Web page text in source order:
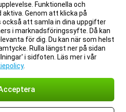
Funktionella och
Genom att klicka på
också att samla in dina uppgifter
i marknadsföringssyfte. Då kan
för dig. Du kan när som helst
Rulla längst ner på sidan
i sidfoten. Läs mer i vår
.